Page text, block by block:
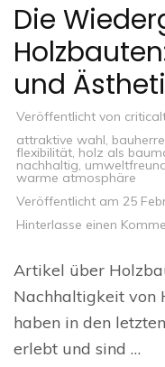
Die
und
Veröffentlicht von
attraktive wahl,
flexibilität, holz als
nachhaltig,
warme atmosphäre
Veröffentlicht am 25
Hinterlasse einen
Artikel über
Nachhaltigkeit von
haben in den
erlebt und sind …